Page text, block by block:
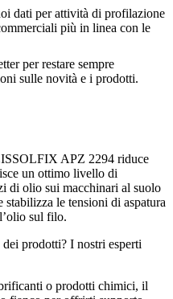
dati per attività di profilazione
più in linea con le
per restare sempre
sulle novità e i prodotti.
APZ 2294 riduce
un ottimo livello di
di olio sui macchinari al suolo
stabilizza le tensioni di aspatura
sul filo.
dei prodotti? I nostri esperti
o prodotti chimici, il